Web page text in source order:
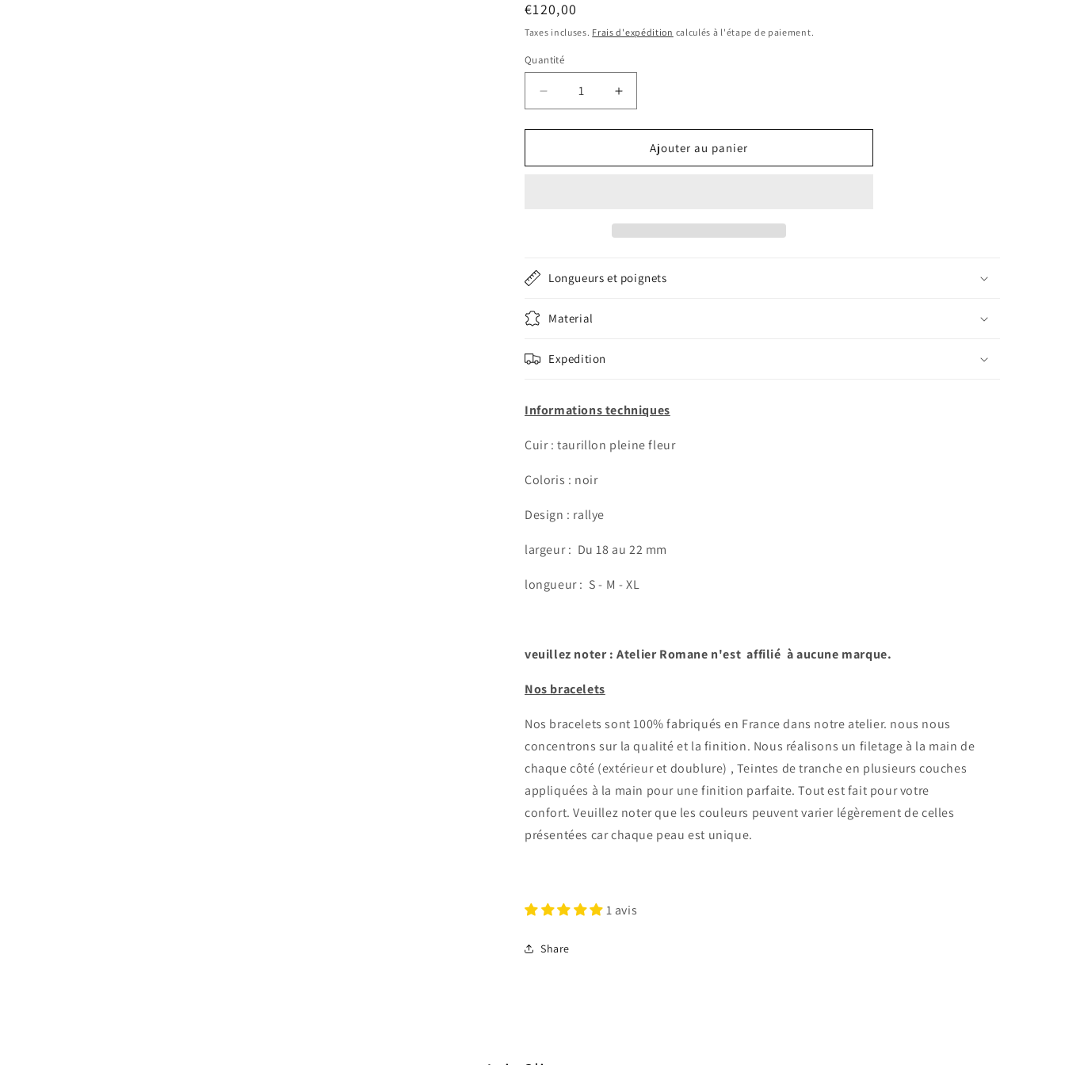
Prix
habituel
€120,00
Taxes incluses. Frais d'expédition calculés à l'étape de paiement.
Quantité
Quantité
Réduire
la
quantité
Bracelet
Augmenter
la
quantité
Bracelet
Ajouter au panier
Longueurs et poignets
Material
Expedition
Informations techniques
Cuir : taurillon pleine fleur
Coloris : noir
Design : rallye
largeur : Du 18 au 22 mm
longueur : S - M - XL
veuillez noter : Atelier Romane n'est affilié à aucune marque.
Nos bracelets
Nos bracelets sont 100% fabriqués en France dans notre atelier. nous nous
concentrons sur la qualité et la finition. Nous réalisons un filetage à la main de
chaque côté (extérieur et doublure) , Teintes de tranche en plusieurs couches
appliquées à la main pour une finition parfaite. Tout est fait pour votre
confort. Veuillez noter que les couleurs peuvent varier légèrement de celles
présentées car chaque peau est unique.
1 avis
Share